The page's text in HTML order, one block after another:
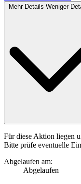
Mehr Details Weniger
Für diese Aktion liegen
Bitte prüfe eventuelle
Abgelaufen am:
Abgelaufen